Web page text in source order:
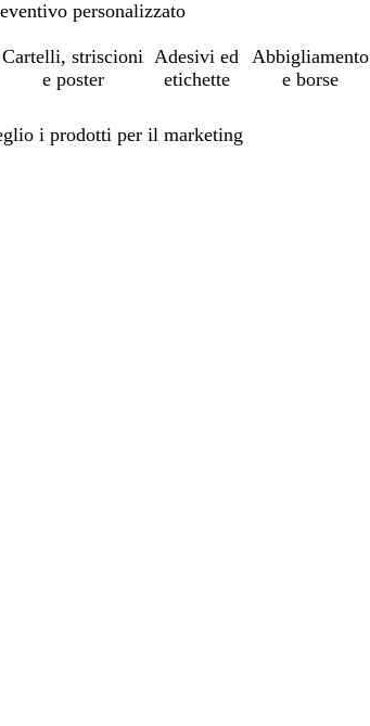
personalizzato
Cartelli, striscioni
e poster
Adesivi ed
etichette
Abbigliamento
e borse
i prodotti per il marketing